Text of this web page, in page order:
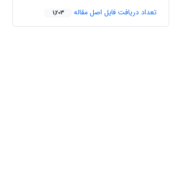
تعداد دریافت فایل اصل مقاله 1,203